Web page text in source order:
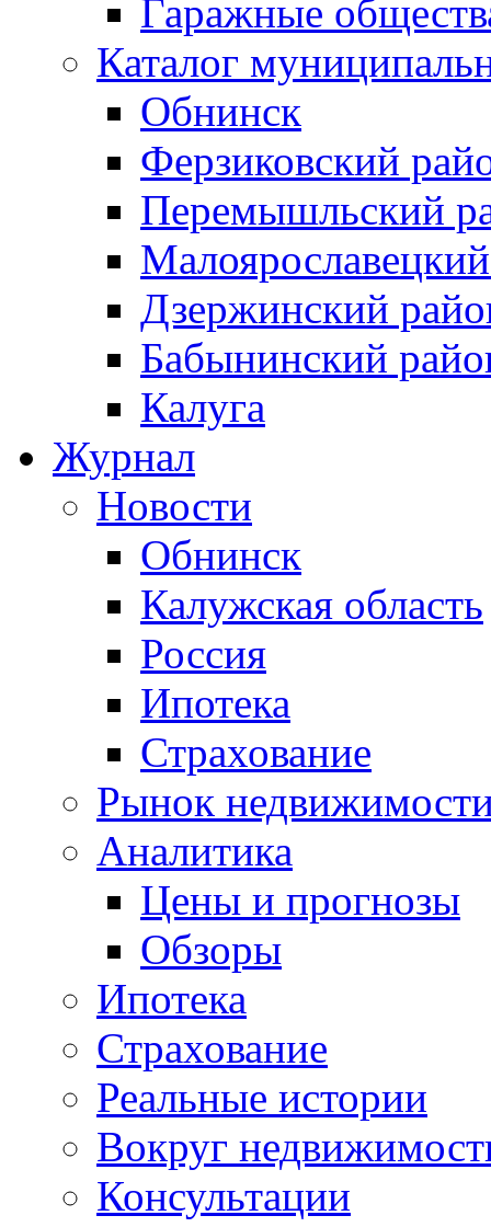
Гаражные
Каталог
Обнинск
Ферзиковский
Перемышльский
Дзержинский
Бабынинский
Калуга
Журнал
Новости
Обнинск
Калужская область
Россия
Ипотека
Страхование
Рынок
Аналитика
Цены и прогнозы
Обзоры
Ипотека
Страхование
Реальные истории
Вокруг
Консультации